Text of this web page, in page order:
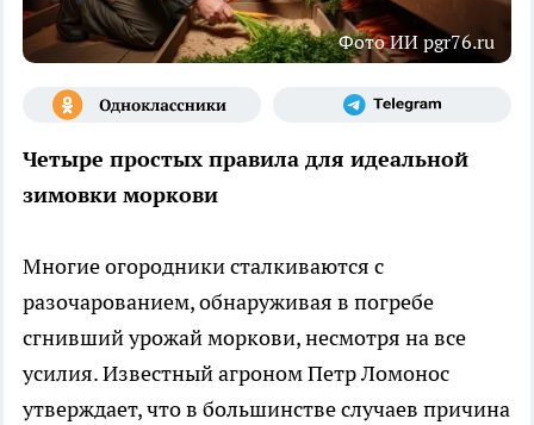
Фото ИИ pgr76.ru
Четыре простых правила для идеальной
зимовки моркови
Многие огородники сталкиваются с
разочарованием, обнаруживая в погребе
сгнивший урожай моркови, несмотря на все
усилия. Известный агроном Петр Ломонос
утверждает, что в большинстве случаев причина